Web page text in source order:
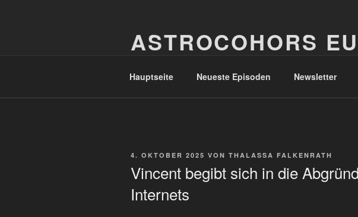
ASTROCOHORS
Hauptseite Neueste Episoden Newsletter
VERÖFFENTLICHT
4. OKTOBER 2025 VON THALASSA FALKENRATH
Vincent begibt sich in die
Internets